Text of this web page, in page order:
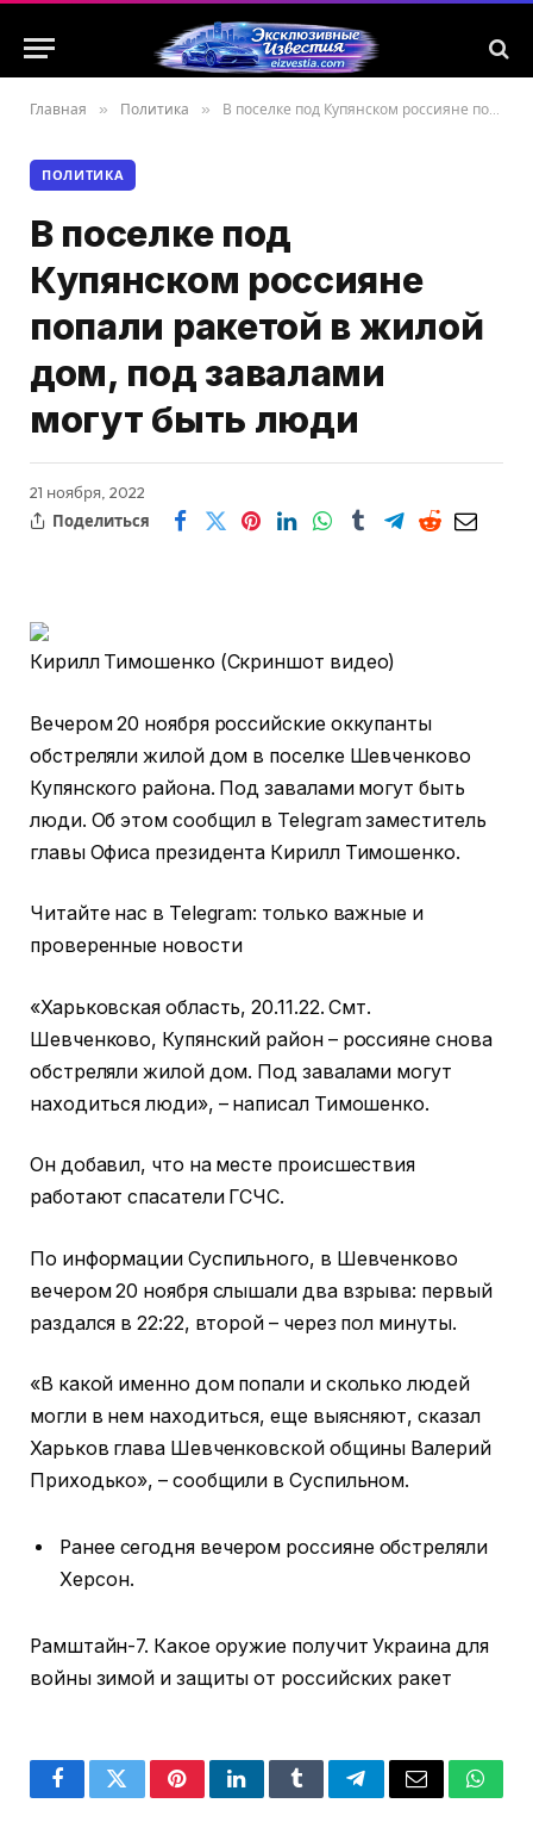
Главная » Политика » В поселке под Купянском россияне попали ракетой в жилой дом, под завалами могут быть люди
ПОЛИТИКА
В поселке под
Купянском россияне
попали ракетой в жилой
дом, под завалами
могут быть люди
21 ноября, 2022
Поделиться
Кирилл Тимошенко (Скриншот видео)
Вечером 20 ноября российские оккупанты
обстреляли жилой дом в поселке Шевченково
Купянского района. Под завалами могут быть
люди. Об этом сообщил в Telegram заместитель
главы Офиса президента Кирилл Тимошенко.
Читайте нас в Telegram: только важные и
проверенные новости
«Харьковская область, 20.11.22. Смт.
Шевченково, Купянский район – россияне снова
обстреляли жилой дом. Под завалами могут
находиться люди», – написал Тимошенко.
Он добавил, что на месте происшествия
работают спасатели ГСЧС.
По информации Суспильного, в Шевченково
вечером 20 ноября слышали два взрыва: первый
раздался в 22:22, второй – через пол минуты.
«В какой именно дом попали и сколько людей
могли в нем находиться, еще выясняют, сказал
Харьков глава Шевченковской общины Валерий
Приходько», – сообщили в Суспильном.
Ранее сегодня вечером россияне обстреляли
Херсон.
Рамштайн-7. Какое оружие получит Украина для
войны зимой и защиты от российских ракет
FacebookTwitterPinterestLinkedInTumblrTelegramEmail